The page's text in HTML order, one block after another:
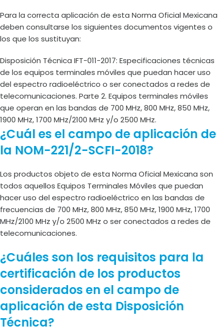
Para la correcta aplicación de esta Norma Oficial Mexicana
deben consultarse los siguientes documentos vigentes o
los que los sustituyan:
Disposición Técnica IFT-011-2017: Especificaciones técnicas
de los equipos terminales móviles que puedan hacer uso
del espectro radioeléctrico o ser conectados a redes de
telecomunicaciones. Parte 2. Equipos terminales móviles
que operan en las bandas de 700 MHz, 800 MHz, 850 MHz,
1900 MHz, 1700 MHz/2100 MHz y/o 2500 MHz.
¿Cuál es el campo de aplicación de
la NOM-221/2-SCFI-2018?
Los productos objeto de esta Norma Oficial Mexicana son
todos aquellos Equipos Terminales Móviles que puedan
hacer uso del espectro radioeléctrico en las bandas de
frecuencias de 700 MHz, 800 MHz, 850 MHz, 1900 MHz, 1700
MHz/2100 MHz y/o 2500 MHz o ser conectados a redes de
telecomunicaciones.
¿Cuáles son los requisitos para la
certificación de los productos
considerados en el campo de
aplicación de esta Disposición
Técnica?